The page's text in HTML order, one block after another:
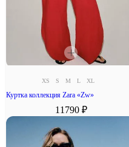
XS S M L XL
Куртка коллекция Zara «Zw»
11790 ₽